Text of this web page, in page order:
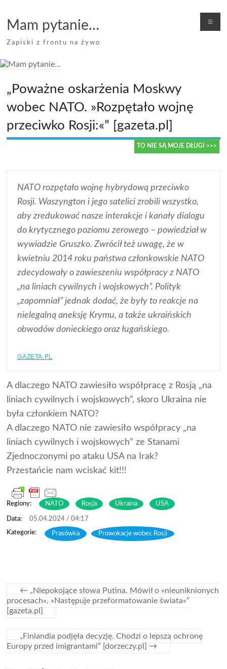
content
Mam pytanie…
Zapiski z frontu na żywo
„Poważne oskarżenia Moskwy
wobec NATO. »Rozpętało wojnę
przeciwko Rosji:«” [gazeta.pl]
NATO rozpętało wojnę hybrydową przeciwko
Rosji. Waszyngton i jego satelici zrobili wszystko,
aby zredukować nasze interakcje i kanały dialogu
do krytycznego poziomu zerowego – powiedział w
wywiadzie Gruszko. Zwrócił też uwagę, że w
kwietniu 2014 roku państwa członkowskie NATO
zdecydowały o zawieszeniu współpracy z NATO
„na liniach cywilnych i wojskowych”. Polityk
„zapomniał” jednak dodać, że były to reakcje na
nielegalną aneksję Krymu, a także ukraińskich
obwodów donieckiego oraz ługańskiego.
GAZETA.PL
A dlaczego NATO zawiesiło współpracę z Rosją „na
liniach cywilnych i wojskowych”, skoro Ukraina nie
była członkiem NATO?
A dlaczego NATO nie zawiesiło współpracy „na
liniach cywilnych i wojskowych” ze Stanami
Zjednoczonymi po ataku USA na Irak?
Przestańcie nam wciskać kit!!!
Regiony: NATO Rosja Ukraina USA
05.04.2024 / 04:17
Prasówka , Prowokacje wobec Rosji
← „Niepokojące słowa Putina. Mówił o »nieuniknionych
procesach«. »Następuje przeformatowanie świata«”
[gazeta.pl]
„Finlandia podjęła decyzję. Chodzi o lepszą ochronę
Europy przed imigrantami” [dorzeczy.pl] →